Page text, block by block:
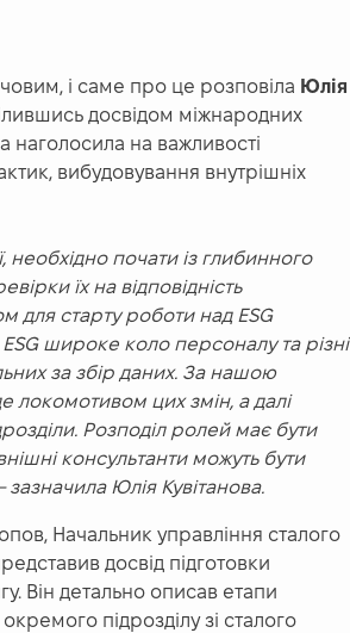
і саме про це розповіла Юлія
досвідом міжнародних
наголосила на важливості
вибудовування внутрішніх
почати із глибинного
їх на відповідність
для старту роботи над ESG
широке коло персоналу та різні
за збір даних. За нашою
цих змін, а далі
Розподіл ролей має бути
консультанти можуть бути
зазначила Юлія Кувітанова.
Начальник управління сталого
досвід підготовки
Він детально описав етапи
підрозділу зі сталого